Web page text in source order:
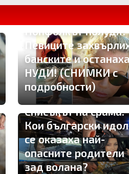
Попфолкът полудя!
Певиците
банските и
НУДИ! (СНИМКИ с
подробности)
Списъкът на срама:
Кои български
се оказаха най-
опасните родители
зад волана?